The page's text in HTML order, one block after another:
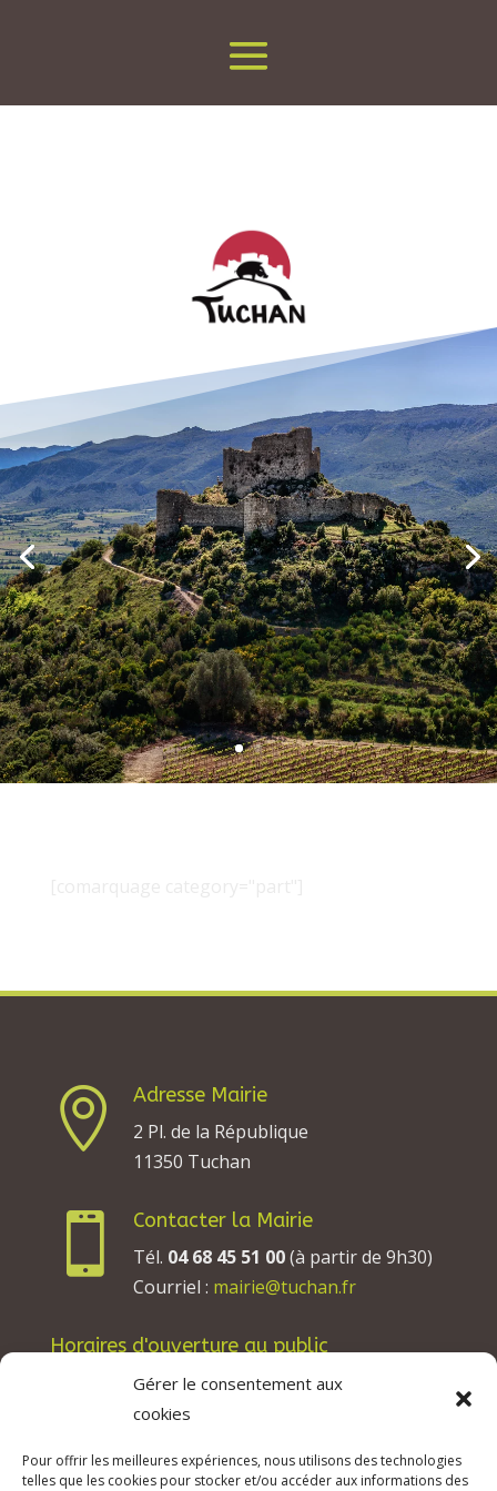
Gérer le consentement aux
cookies
Pour offrir les meilleures expériences, nous utilisons des technologies
telles que les cookies pour stocker et/ou accéder aux informations des

Adresse Mairie
2 Pl. de la République
11350 Tuchan

Contacter la Mairie
Tél. 04 68 45 51 00(à partir de 9h30)
Courriel : mairie@tuchan.fr
Horaires d'ouverture au public
Les lundis, mardis et jeudis : de 8h à 12h et de
13h30 à 17h30.
Les vendredis : de 8h à 12h.